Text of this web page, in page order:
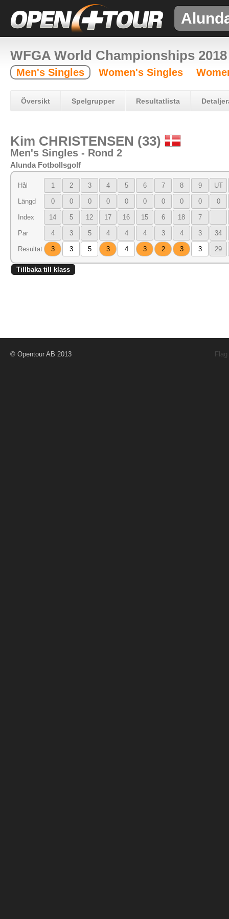
WFGA World Championships 2018
Men's Singles Women's Singles
Översikt Spelgrupper Resultatlista
Kim CHRISTENSEN (33)
Men's Singles - Rond 2
Alunda Fotbollsgolf
Hål 1 2 3 4 5 6 7 8 9 UT
Längd 0 0 0 0 0 0 0 0 0 0
Index 14 5 12 17 16 15 6 18 7
Par 4 3 5 4 4 4 3 4 3 34
Resultat 3 3 5 3 4 3 2 3 3 29
Tillbaka till klass
© Opentour AB 2013